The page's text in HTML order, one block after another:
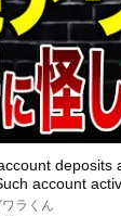
deposits
account
ラくん